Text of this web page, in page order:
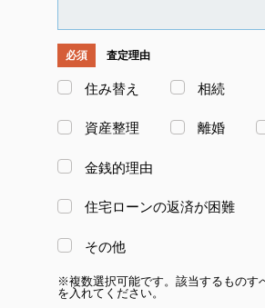
査定理由
住み替え 相続
資産整理 離婚
金銭的理由
住宅ローンの返済が困難
その他
※複数選択可能です。該当するものす
を入れてください。